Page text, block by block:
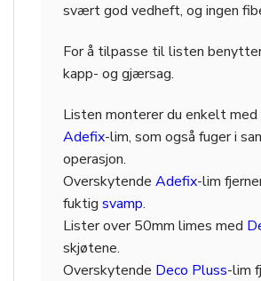
svært god vedheft, og ingen
For å tilpasse til listen
kapp- og gjærsag.
Listen monterer du enkelt
Adefix-lim, som også fuger i
operasjon.
Overskytende Adefix-lim
fuktig svamp.
Lister over 50mm limes med
skjøtene.
Overskytende Deco Pluss-lim